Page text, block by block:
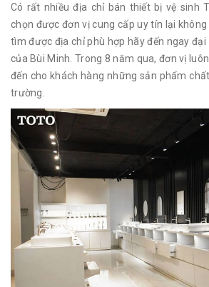
Có rất nhiều địa chỉ bán thiết bị vệ sinh
chọn được đơn vị cung cấp uy tín lại không
tìm được địa chỉ phù hợp hãy đến ngay
của Bùi Minh. Trong 8 năm qua, đơn vị
đến cho khách hàng những sản phẩm
trường.